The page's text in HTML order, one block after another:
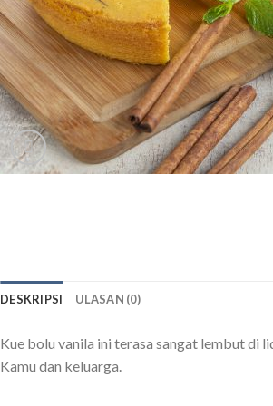
DESKRIPSI ULASAN (0)
Kue bolu vanila ini terasa sangat lembut di
Kamu dan keluarga.